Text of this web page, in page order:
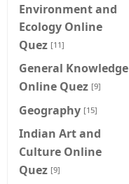
Environment and
Ecology Online
Quez [11]
General Knowledge
Online Quez [9]
Geography [15]
Indian Art and
Culture Online
Quez [9]